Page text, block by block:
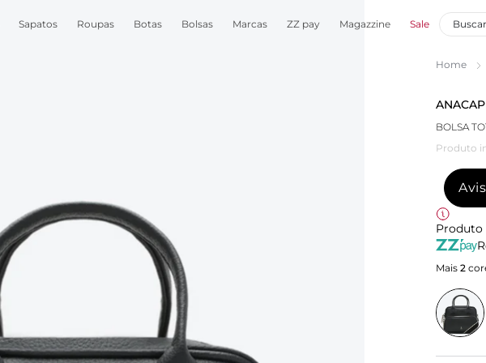
Sapatos Roupas Botas Bolsas Marcas ZZ pay Magazzine Sale
Home
BOLSA
Produto
Produto
Mais 2